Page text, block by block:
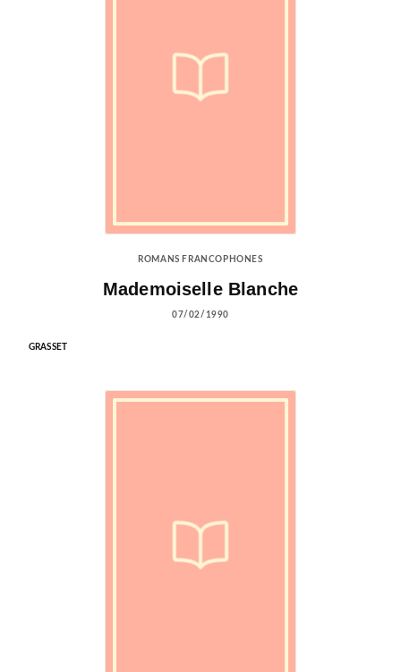
ROMANS FRANCOPHONES
Mademoiselle Blanche
07/02/1990
GRASSET